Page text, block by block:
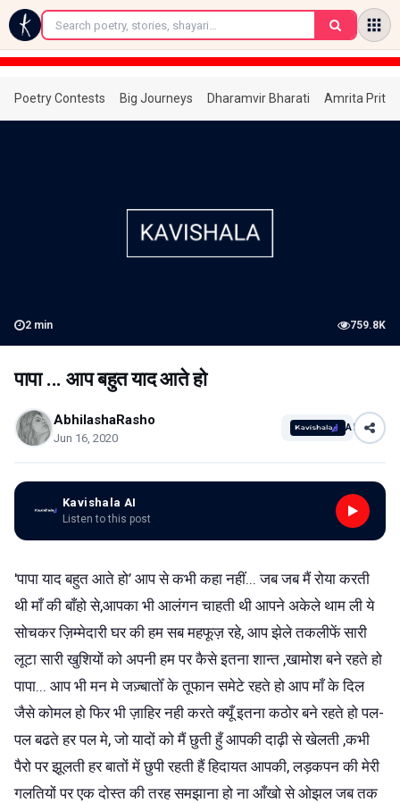
←
Poetry Contests Big Journeys Dharamvir Bharati Amrita
2 min 759.8K
पापा ... आप बहुत याद आते हो
AbhilashaRasho
Jun 16, 2020
AI
Kavishala AI
Listen to this post
'पापा याद बहुत आते हो’ आप से कभी कहा नहीं... जब जब मैं रोया करती
थी माँ की बाँहो से,आपका भी आलंगन चाहती थी आपने अकेले थाम ली ये
सोचकर ज़िम्मेदारी घर की हम सब महफूज़ रहे, आप झेले तकलीफें सारी
लूटा सारी खुशियों को अपनी हम पर कैसे इतना शान्त ,खामोश बने रहते हो
पापा... आप भी मन मे जज़्बातोँ के तूफान समेटे रहते हो आप माँ के दिल
जैसे कोमल हो फिर भी ज़ाहिर नही करते क्यूँ इतना कठोर बने रहते हो पल-
पल बढते हर पल मे, जो यादों को मैं छुती हुँ आपकी दाढ़ी से खेलती ,कभी
पैरो पर झूलती हर बातों में छुपी रहती हैं हिदायत आपकी, लड़कपन की मेरी
गलतियों पर एक दोस्त की तरह समझाना हो ना आँखो से ओझल जब तक